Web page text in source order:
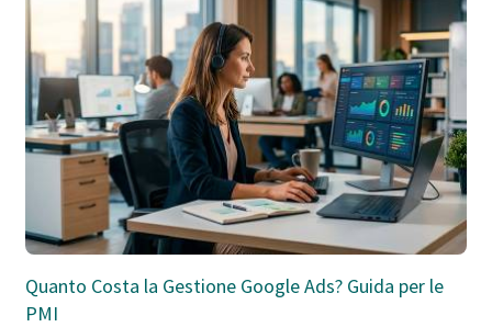
Quanto Costa la Gestione Google Ads? Guida per le
PMI